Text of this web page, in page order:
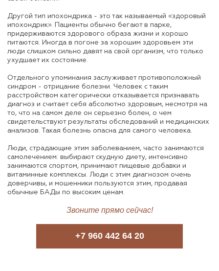
Другой тип ипохондрика - это так называемый «здоровый
ипохондрик». Пациенты обычно бегают в парке,
придерживаются здорового образа жизни и хорошо
питаются. Иногда в погоне за хорошим здоровьем эти
люди слишком сильно давят на свой организм, что только
ухудшает их состояние.
Отдельного упоминания заслуживает противоположный
синдром - отрицание болезни. Человек с таким
расстройством категорически отказывается признавать
диагноз и считает себя абсолютно здоровым, несмотря на
то, что на самом деле он серьезно болен, о чем
свидетельствуют результаты обследований и медицинских
анализов. Такая болезнь опасна для самого человека.
Люди, страдающие этим заболеванием, часто занимаются
самолечением: выбирают скудную диету, интенсивно
занимаются спортом, принимают пищевые добавки и
витаминные комплексы. Люди с этим диагнозом очень
доверчивы, и мошенники пользуются этим, продавая
обычные БАДы по высоким ценам.
+7 960 442 64 20
Звоните прямо сейчас!